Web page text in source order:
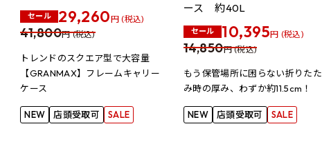
セール 29,260円 (税込)
41,800円 (税込)
トレンドのスクエア型で大容量
【GRANMAX】フレームキャリー
ケース
NEW 店頭受取可 SALE
ース 約40L
セール 10,395円 (税込)
14,850円 (税込)
もう保管場所に困らない折りたた
み時の厚み、わずか約11.5cm！
NEW 店頭受取可 SALE